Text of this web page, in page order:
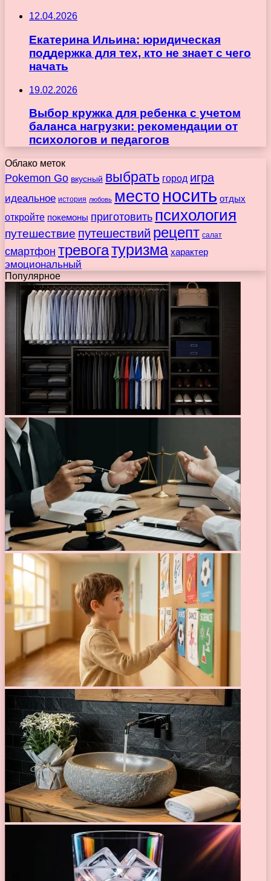
12.04.2026
Екатерина Ильина: юридическая
поддержка для тех, кто не знает с чего
начать
19.02.2026
Выбор кружка для ребенка с учетом
баланса нагрузки: рекомендации от
психологов и педагогов
Облако меток
Pokemon Go вкусный выбрать город игра
идеальное история любовь место носить отдых
откройте покемоны приготовить психология
путешествие путешествий рецепт салат
смартфон тревогатуризма характер
эмоциональный
Популярное